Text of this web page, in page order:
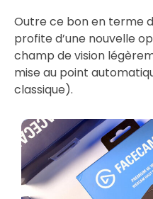
Outre ce bon en terme
profite d’une nouvelle
champ de vision
mise au point
classique).